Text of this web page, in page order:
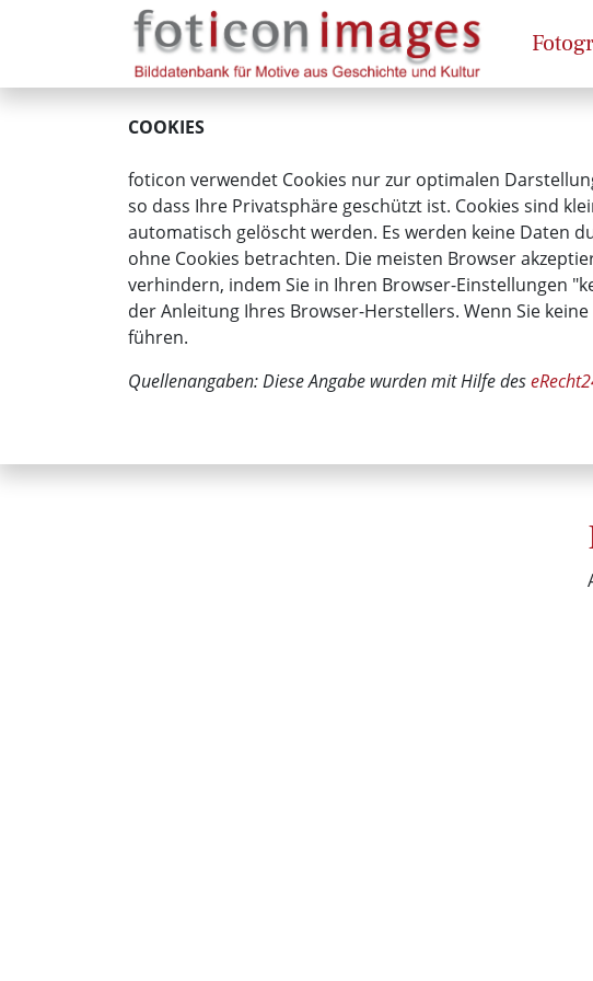
COOKIES
foticon verwendet Cookies nur zur optimalen
so dass Ihre Privatsphäre geschützt ist. Cookies sind
automatisch gelöscht werden. Es werden keine Daten
ohne Cookies betrachten. Die meisten Browser
verhindern, indem Sie in Ihren Browser-Einstellungen
der Anleitung Ihres Browser-Herstellers. Wenn Sie
führen.
Quellenangaben: Diese Angabe wurden mit Hilfe des